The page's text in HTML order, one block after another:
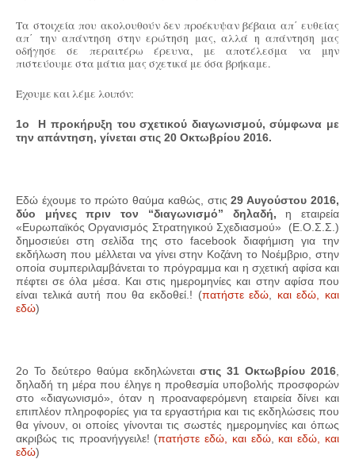
Τα στοιχεία που ακολουθούν δεν προέκυψαν βέβαια απ΄ ευθείας
απ΄ την απάντηση στην ερώτηση μας, αλλά η απάντηση μας
οδήγησε σε περαιτέρω έρευνα, με αποτέλεσμα να μην
πιστεύουμε στα μάτια μας σχετικά με όσα βρήκαμε.
Έχουμε και λέμε λοιπόν:
1ο Η προκήρυξη του σχετικού διαγωνισμού, σύμφωνα με
την απάντηση, γίνεται στις 20 Οκτωβρίου 2016.
Εδώ έχουμε το πρώτο θαύμα καθώς, στις29 Αυγούστου 2016,
δύο μήνες πριν τον “διαγωνισμό” δηλαδή,η εταιρεία
«Ευρωπαϊκός Οργανισμός Στρατηγικού Σχεδιασμού» (Ε.Ο.Σ.Σ.)
δημοσιεύει στη σελίδα της στο facebook διαφήμιση για την
εκδήλωση που μέλλεται να γίνει στην Κοζάνη το Νοέμβριο, στην
οποία συμπεριλαμβάνεται το πρόγραμμα και η σχετική αφίσα και
πέφτει σε όλα μέσα. Και στις ημερομηνίες και στην αφίσα που
είναι τελικά αυτή που θα εκδοθεί.! (πατήστε εδώ, και εδώ, και
εδώ)
2ο Το δεύτερο θαύμα εκδηλώνεταιστις 31 Οκτωβρίου 2016
δηλαδή τη μέρα που έληγε η προθεσμία υποβολής προσφορών
στο «διαγωνισμό», όταν η προαναφερόμενη εταιρεία δίνει και
επιπλέον πληροφορίες για τα εργαστήρια και τις εκδηλώσεις που
θα γίνουν, οι οποίες γίνονται τις σωστές ημερομηνίες και όπως
ακριβώς τις προανήγγειλε! (πατήστε εδώ, και εδώ, και εδώ,
και
εδώ)